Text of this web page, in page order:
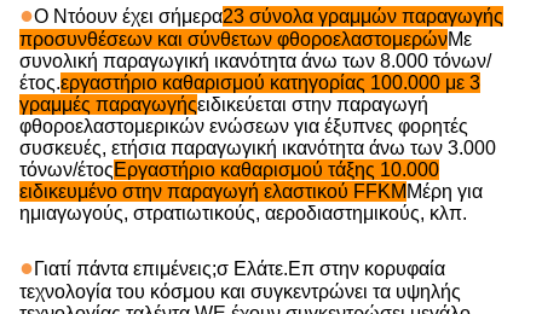
●Ο Ντόουν έχει σήμερα23 σύνολα γραμμών παραγωγής
προσυνθέσεων και σύνθετων φθοροελαστομερώνΜε
συνολική παραγωγική ικανότητα άνω των 8.000 τόνων/
έτος.εργαστήριο καθαρισμού κατηγορίας 100.000 με 3
γραμμές παραγωγήςειδικεύεται στην παραγωγή
φθοροελαστομερικών ενώσεων για έξυπνες φορητές
συσκευές, ετήσια παραγωγική ικανότητα άνω των 3.000
τόνων/έτοςΕργαστήριο καθαρισμού τάξης 10.000
ειδικευμένο στην παραγωγή ελαστικού FFKM Μέρη για
ημιαγωγούς, στρατιωτικούς, αεροδιαστημικούς, κλπ.
●Γιατί πάντα επιμένεις;σ Ελάτε.Επ στην κορυφαία
τεχνολογία του κόσμου και συγκεντρώνει τα υψηλής